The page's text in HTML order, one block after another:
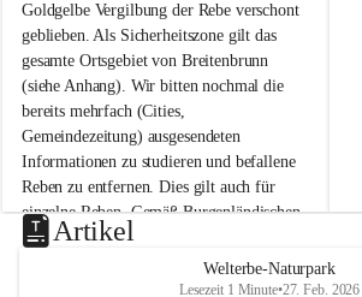
b
r
u
n
n
a
m
N
e
u
s
Goldgelbe Vergilbung der Rebe verschont
geblieben. Als Sicherheitszone gilt das
gesamte Ortsgebiet von Breitenbrunn
(siehe Anhang). Wir bitten nochmal die
bereits mehrfach (Cities,
Gemeindezeitung) ausgesendeten
Informationen zu studieren und befallene
Reben zu entfernen. Dies gilt auch für
einzelne Reben. Gemäß Burgenländischen
Weinbaugesetz sind nicht gepflegte oder
unzulässige Weingärten zu roden! Bitte
helfen wir zusammen um unsere Winzer
u
e
Artikel
Welterbe-Naturpark
Lesezeit 1 Minute•27. Feb. 2026